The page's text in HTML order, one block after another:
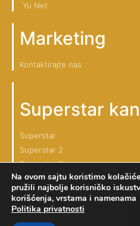
Yu Net
Marketing
Kontaktirajte nas
Superstar
Superstar
Superstar 2
Superstar 3
Na ovom sajtu koristimo
pružili najbolje korisničko
korišćenja, vrstama i
Politika privatnosti